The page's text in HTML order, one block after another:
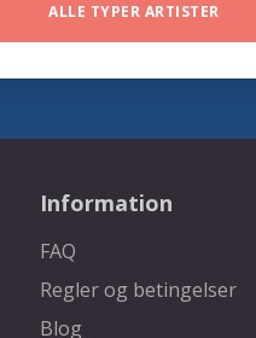
ALLE TYPER ARTISTER
Information
FAQ
Regler og betingelser
Blog